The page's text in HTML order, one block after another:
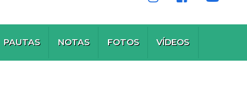
PAUTAS NOTAS FOTOS VÍDEOS